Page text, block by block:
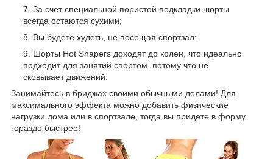
За счет специальной пористой подкладки шорты
всегда остаются сухими;
Вы будете худеть, не посещая спортзал;
Шорты Hot Shapers доходят до колен, что идеально
подходит для занятий спортом, потому что не
сковывает движений.
Занимайтесь в бриджах своими обычными делами! Для
максимального эффекта можно добавить физические
нагрузки дома или в спортзале, тогда вы придете в форму
гораздо быстрее!